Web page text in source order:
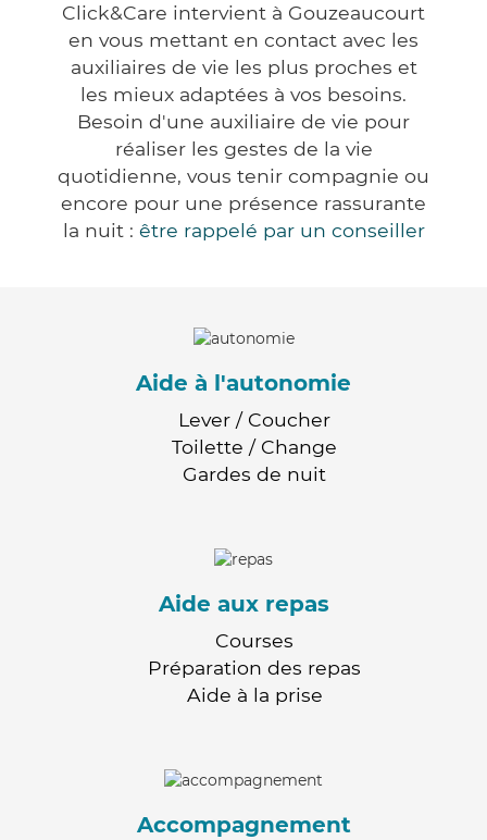
Click&Care intervient à Gouzeaucourt
en vous mettant en contact avec les
auxiliaires de vie les plus proches et
les mieux adaptées à vos besoins.
Besoin d'une auxiliaire de vie pour
réaliser les gestes de la vie
quotidienne, vous tenir compagnie ou
encore pour une présence rassurante
la nuit : être rappelé par un conseiller
Aide à l'autonomie
Lever / Coucher
Toilette / Change
Gardes de nuit
Aide aux repas
Courses
Préparation des repas
Aide à la prise
Accompagnement